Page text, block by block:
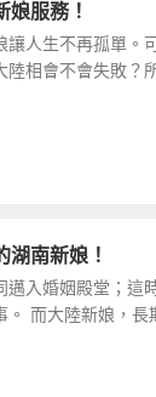
服務！
讓人生不再孤單。
相會不會失敗？
南新娘！
邁入婚姻殿堂；這
而大陸新娘，長